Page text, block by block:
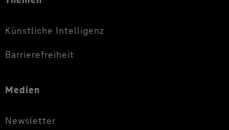
Künstliche Intelligenz
Barrierefreiheit
Medien
Newsletter